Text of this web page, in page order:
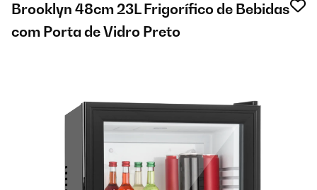
Brooklyn 48cm 23L Frigorífico de Bebidas
com Porta de Vidro Preto